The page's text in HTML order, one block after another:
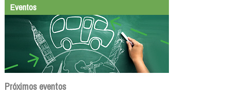
Eventos
Próximos eventos